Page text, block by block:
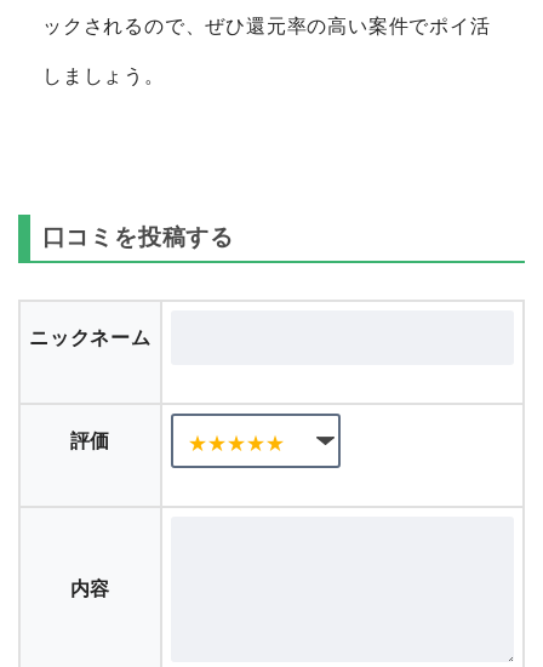
ックされるので、ぜひ還元率の高い案件でポイ活
しましょう。
口コミを投稿する
ニックネーム
評価
内容